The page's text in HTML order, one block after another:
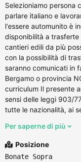
Selezioniamo persona
parlare italiano e
l'essere automunito è
disponibilità a trasferte
cantieri edili da più
con la possibilità di
saranno comunicati in
Bergamo o provincia
curriculum Il presente
sensi delle leggi 903/
tutte le nazionalità, ai
Per saperne di più
Posizione
Bonate Sopra